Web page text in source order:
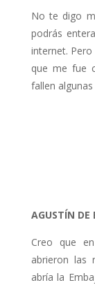
No te digo
podrás
internet.
que me fue
fallen
AGUSTÍN DE
Creo que
abrieron las
abría la